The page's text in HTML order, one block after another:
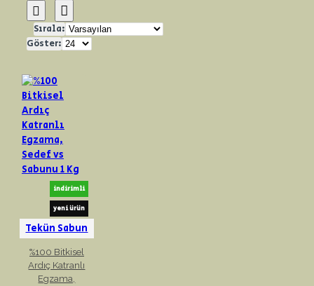
Sırala:
Göster:
indirimli
yeni ürün
Tekün Sabun
%100 Bitkisel
Ardıç Katranlı
Egzama,